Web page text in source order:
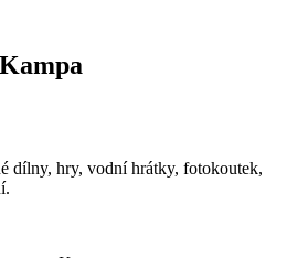
dílny, hry, vodní hrátky, fotokoutek,